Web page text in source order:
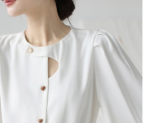
先享後付」服務完成之交
將交易相關給付款項請求債
護人之同意方可使用
損失，本公司不負相關責